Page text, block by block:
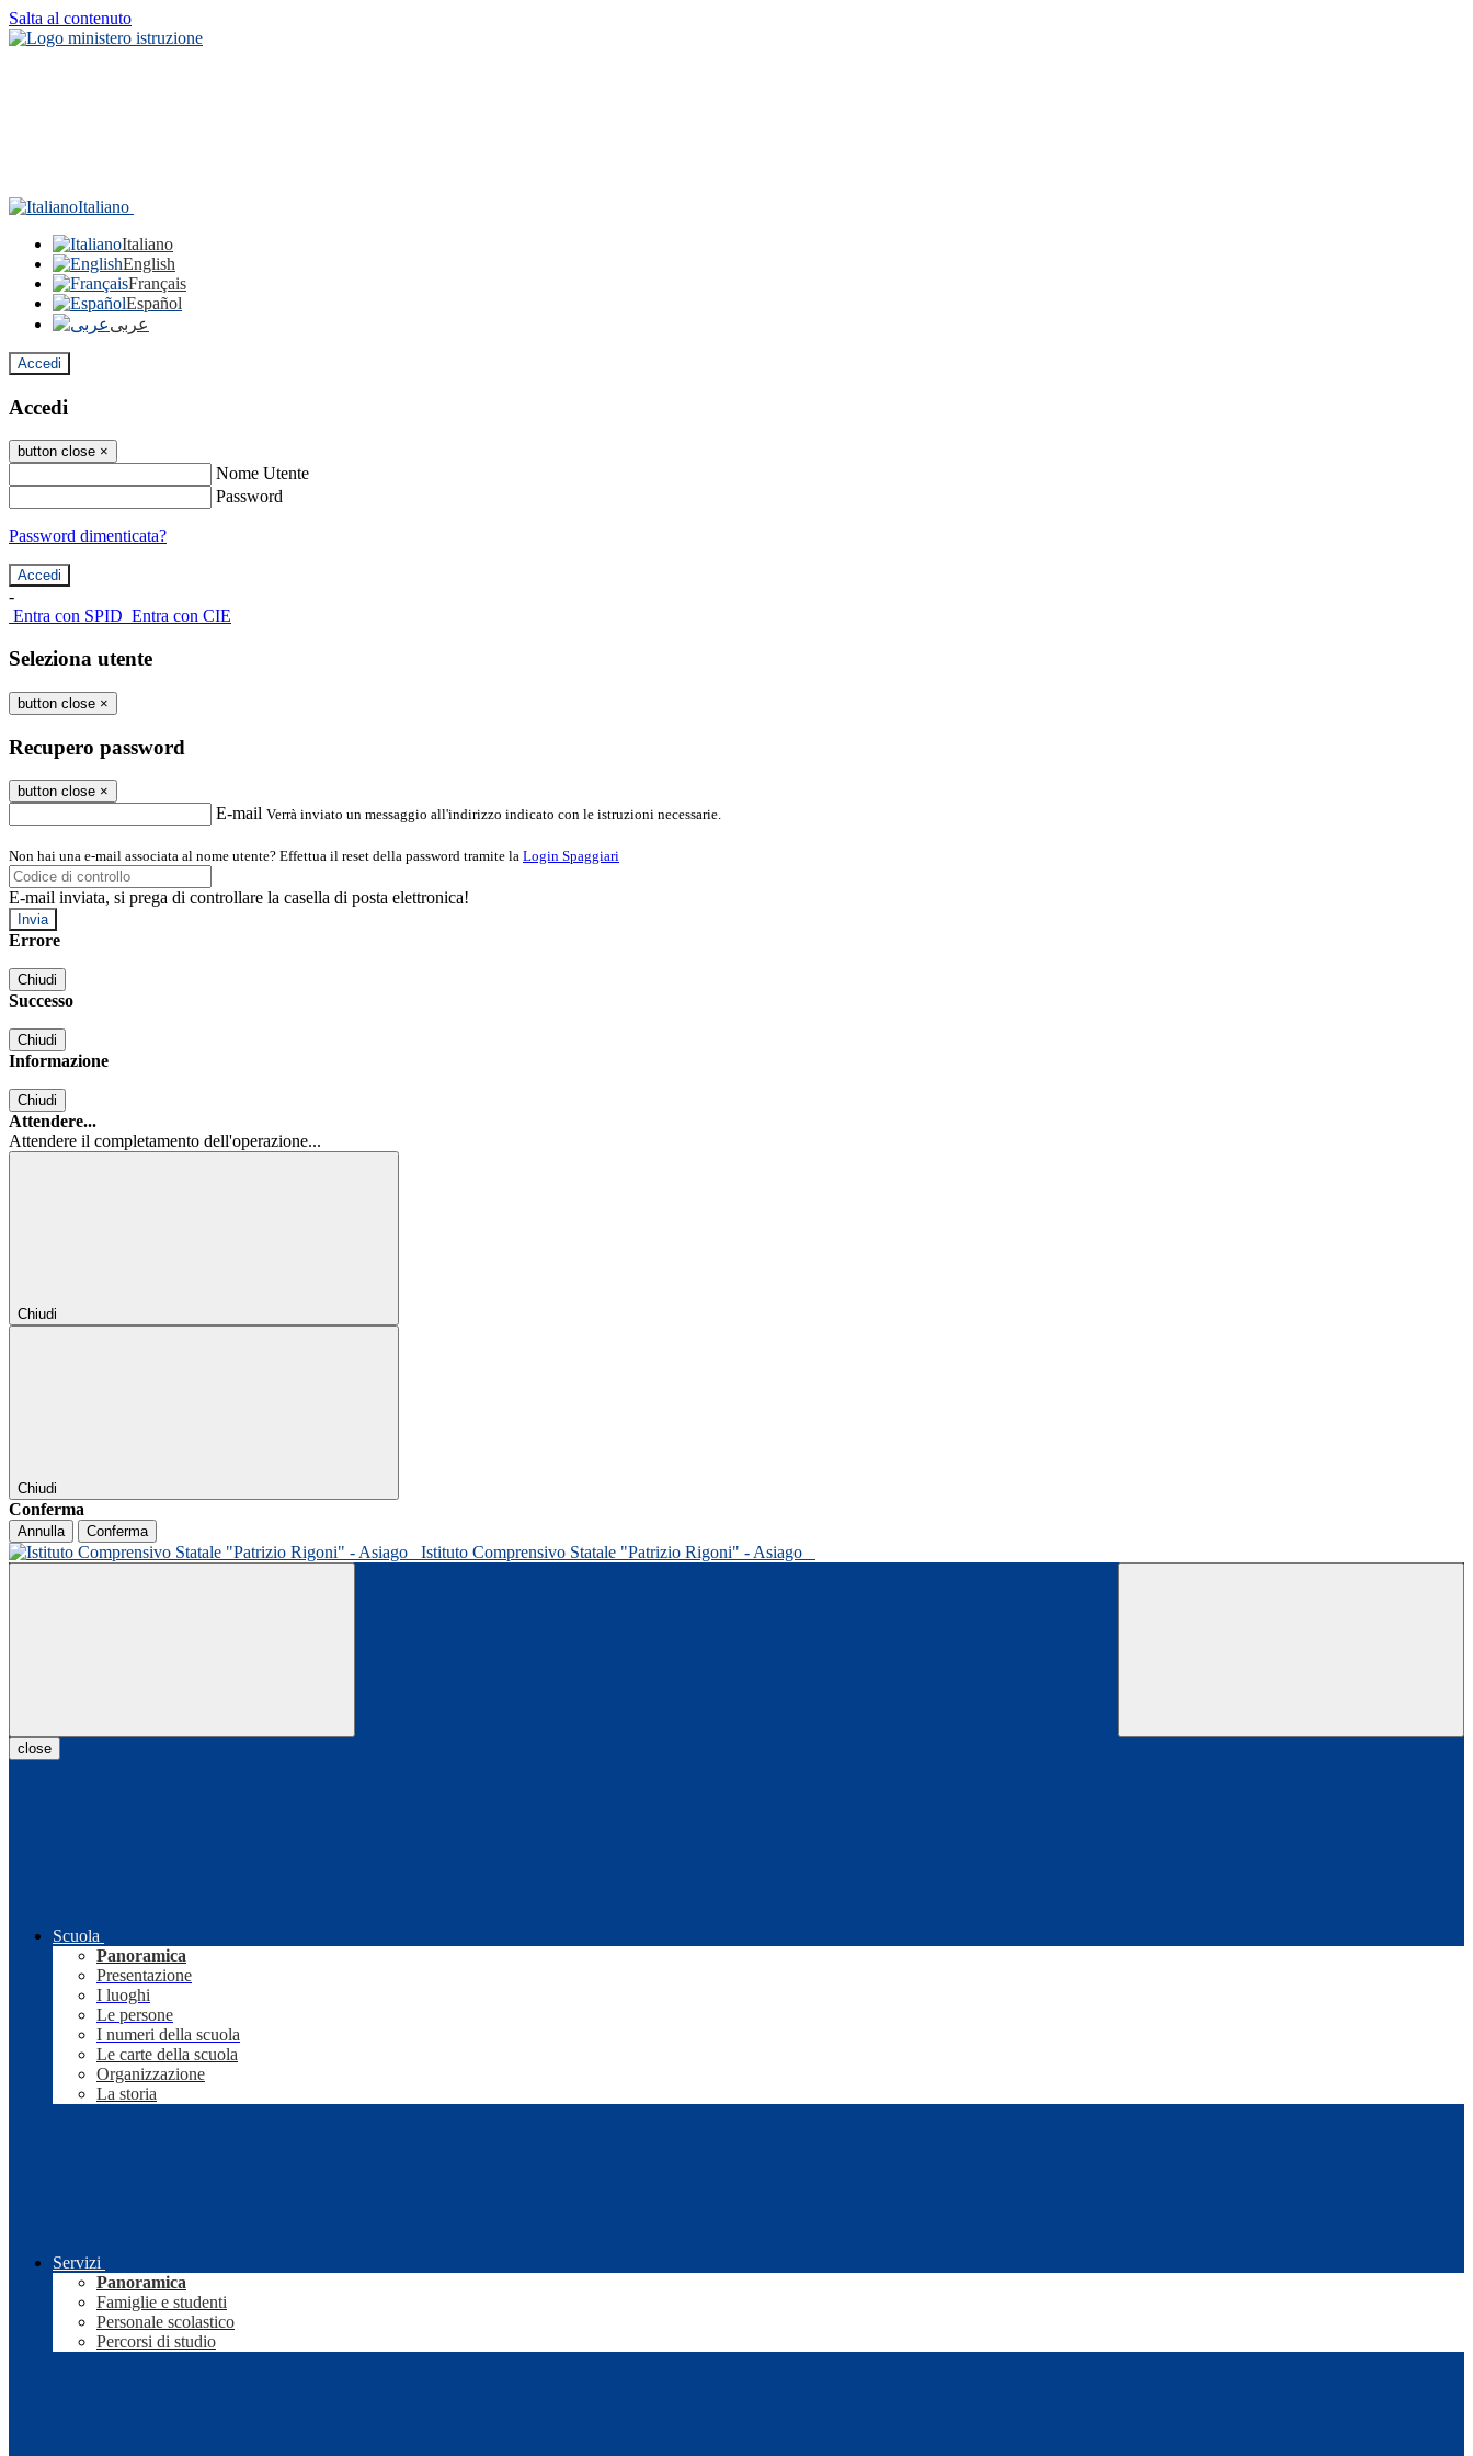
Salta al contenuto
Italiano
Italiano
English
Français
Español
عربى
Accedi
Accedi
button close ×
Nome Utente
Password
Password dimenticata?
-
Entra con SPID Entra con CIE
Seleziona utente
button close ×
Recupero password
button close ×
E-mail Verrà inviato un messaggio all'indirizzo indicato con le istruzioni necessarie.
Non hai una e-mail associata al nome utente? Effettua il reset della password tramite la Login Spaggiari
E-mail inviata, si prega di controllare la casella di posta elettronica!
Errore
Chiudi
Successo
Chiudi
Informazione
Chiudi
Attendere...
Attendere il completamento dell'operazione...
Chiudi
Chiudi
Conferma
Annulla Conferma
Istituto Comprensivo Statale "Patrizio Rigoni" - Asiago
close
Scuola
Panoramica
Presentazione
I luoghi
Le persone
I numeri della scuola
Le carte della scuola
Organizzazione
La storia
Servizi
Panoramica
Famiglie e studenti
Personale scolastico
Percorsi di studio